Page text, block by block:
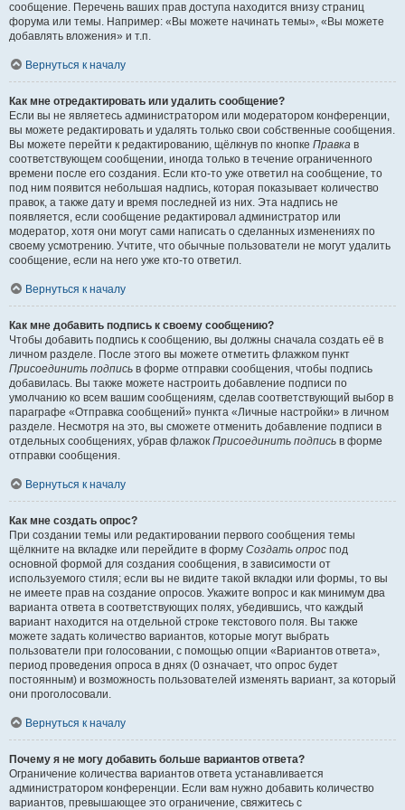
сообщение. Перечень ваших прав доступа находится внизу страниц
форума или темы. Например: «Вы можете начинать темы», «Вы можете
добавлять вложения» и т.п.
Вернуться к началу
Как мне отредактировать или удалить сообщение?
Если вы не являетесь администратором или модератором конференции,
вы можете редактировать и удалять только свои собственные сообщения.
Вы можете перейти к редактированию, щёлкнув по кнопке Правка в
соответствующем сообщении, иногда только в течение ограниченного
времени после его создания. Если кто-то уже ответил на сообщение, то
под ним появится небольшая надпись, которая показывает количество
правок, а также дату и время последней из них. Эта надпись не
появляется, если сообщение редактировал администратор или
модератор, хотя они могут сами написать о сделанных изменениях по
своему усмотрению. Учтите, что обычные пользователи не могут удалить
сообщение, если на него уже кто-то ответил.
Вернуться к началу
Как мне добавить подпись к своему сообщению?
Чтобы добавить подпись к сообщению, вы должны сначала создать её в
личном разделе. После этого вы можете отметить флажком пункт
Присоединить подпись в форме отправки сообщения, чтобы подпись
добавилась. Вы также можете настроить добавление подписи по
умолчанию ко всем вашим сообщениям, сделав соответствующий выбор в
параграфе «Отправка сообщений» пункта «Личные настройки» в личном
разделе. Несмотря на это, вы сможете отменить добавление подписи в
отдельных сообщениях, убрав флажок Присоединить подпись в форме
отправки сообщения.
Вернуться к началу
Как мне создать опрос?
При создании темы или редактировании первого сообщения темы
щёлкните на вкладке или перейдите в форму Создать опрос под
основной формой для создания сообщения, в зависимости от
используемого стиля; если вы не видите такой вкладки или формы, то вы
не имеете прав на создание опросов. Укажите вопрос и как минимум два
варианта ответа в соответствующих полях, убедившись, что каждый
вариант находится на отдельной строке текстового поля. Вы также
можете задать количество вариантов, которые могут выбрать
пользователи при голосовании, с помощью опции «Вариантов ответа»,
период проведения опроса в днях (0 означает, что опрос будет
постоянным) и возможность пользователей изменять вариант, за который
они проголосовали.
Вернуться к началу
Почему я не могу добавить больше вариантов ответа?
Ограничение количества вариантов ответа устанавливается
администратором конференции. Если вам нужно добавить количество
вариантов, превышающее это ограничение, свяжитесь с